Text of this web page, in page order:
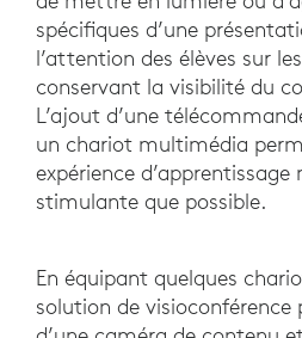
spécifiques d’une
l’attention des élèves sur
conservant la visibilité du
L’ajout d’une
un chariot multimédia
expérience
stimulante que possible.
En équipant quelques
solution de visioconférence